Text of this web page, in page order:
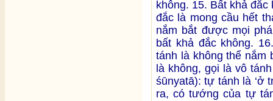
không. 15. Bất khả
đắc là mong cầu hết
nắm bắt được mọi
bất khả đắc không.
tánh là không thể nắm
là không, gọi là vô
śūnyatā): tự tánh là ‘ở
ra, có tướng của tự